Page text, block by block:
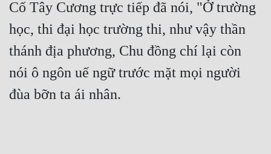
Cố Tây Cương trực tiếp đã nói, "Ở trường
học, thi đại học trường thi, như vậy thần
thánh địa phương, Chu đồng chí lại còn
nói ô ngôn uế ngữ trước mặt mọi người
đùa bỡn ta ái nhân.